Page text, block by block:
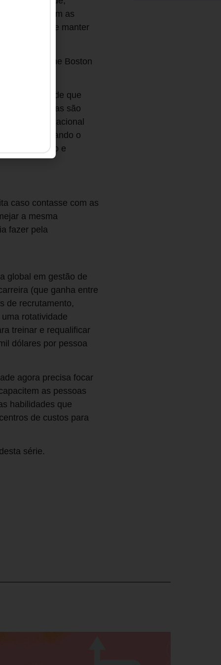
pessoas com as
a fim de manter
piores.”, The Boston
de que
tecnologias são
educacional
prazo quando o
o mercado e
caso contasse com as
a mesma
fazer pela
global em gestão de
(que ganha entre
de recrutamento,
rotatividade
treinar e requalificar
dólares por pessoa
agora precisa focar
as pessoas
habilidades que
de custos para
série.